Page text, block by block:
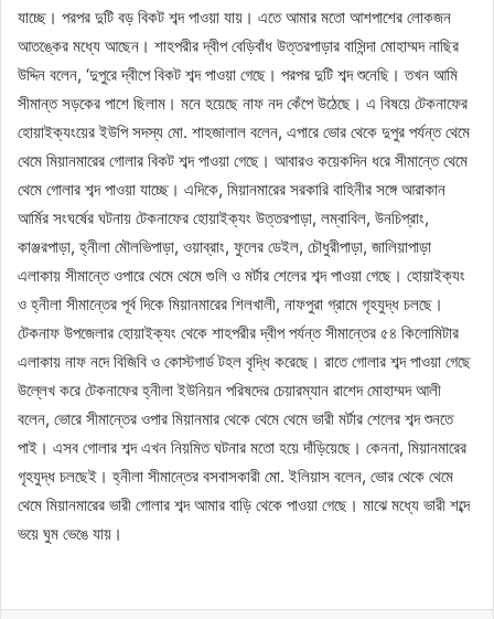
যাচ্ছে। পরপর দুটি বড় বিকট শব্দ পাওয়া যায়। এতে আমার মতো আশপাশের লোকজন
আতঙ্কের মধ্যে আছেন। শাহপরীর দ্বীপ বেড়িবাঁধ উত্তরপাড়ার বাসিন্দা মোহাম্মদ নাছির
উদ্দিন বলেন, ‘দুপুরে দ্বীপে বিকট শব্দ পাওয়া গেছে। পরপর দুটি শব্দ শুনেছি। তখন আমি
সীমান্ত সড়কের পাশে ছিলাম। মনে হয়েছে নাফ নদ কেঁপে উঠেছে। এ বিষয়ে টেকনাফের
হোয়াইক্যংয়ের ইউপি সদস্য মো. শাহজালাল বলেন, এপারে ভোর থেকে দুপুর পর্যন্ত থেমে
থেমে মিয়ানমারের গোলার বিকট শব্দ পাওয়া গেছে। আবারও কয়েকদিন ধরে সীমান্তে থেমে
থেমে গোলার শব্দ পাওয়া যাচ্ছে। এদিকে, মিয়ানমারের সরকারি বাহিনীর সঙ্গে আরাকান
আর্মির সংঘর্ষের ঘটনায় টেকনাফের হোয়াইক্যং উত্তরপাড়া, লম্বাবিল, উনচিপ্রাং,
কাঞ্জরপাড়া, হ্নীলা মৌলভিপাড়া, ওয়াব্রাং, ফুলের ডেইল, চৌধুরীপাড়া, জালিয়াপাড়া
এলাকায় সীমান্তে ওপারে থেমে থেমে গুলি ও মর্টার শেলের শব্দ পাওয়া গেছে। হোয়াইক্যং
ও হ্নীলা সীমান্তের পূর্ব দিকে মিয়ানমারের শিলখালী, নাফপুরা গ্রামে গৃহযুদ্ধ চলছে।
টেকনাফ উপজেলার হোয়াইক্যং থেকে শাহপরীর দ্বীপ পর্যন্ত সীমান্তের ৫৪ কিলোমিটার
এলাকায় নাফ নদে বিজিবি ও কোস্টগার্ড টহল বৃদ্ধি করেছে। রাতে গোলার শব্দ পাওয়া গেছে
উল্লেখ করে টেকনাফের হ্নীলা ইউনিয়ন পরিষদের চেয়ারম্যান রাশেদ মোহাম্মদ আলী
বলেন, ভোরে সীমান্তের ওপার মিয়ানমার থেকে থেমে থেমে ভারী মর্টার শেলের শব্দ শুনতে
পাই। এসব গোলার শব্দ এখন নিয়মিত ঘটনার মতো হয়ে দাঁড়িয়েছে। কেননা, মিয়ানমারের
গৃহযুদ্ধ চলছেই। হ্নীলা সীমান্তের বসবাসকারী মো. ইলিয়াস বলেন, ভোর থেকে থেমে
থেমে মিয়ানমারের ভারী গোলার শব্দ আমার বাড়ি থেকে পাওয়া গেছে। মাঝে মধ্যে ভারী শব্দে
ভয়ে ঘুম ভেঙে যায়।